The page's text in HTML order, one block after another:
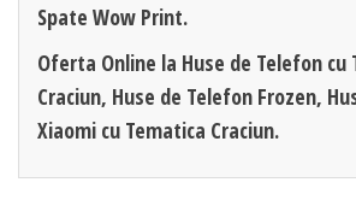
Spate Wow Print.
Oferta Online la Huse de Telefon cu
Craciun, Huse de Telefon Frozen,
Xiaomi cu Tematica Craciun.